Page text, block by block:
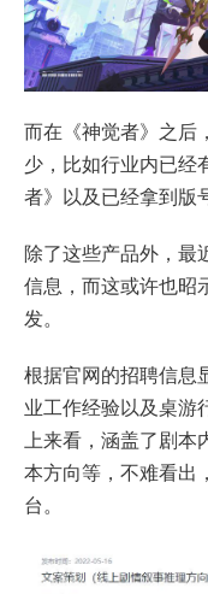
而在《神觉者》之后
少，比如行业内已经
者》以及已经拿到版
除了这些产品外，最
信息，而这或许也昭
发。
根据官网的招聘信息
业工作经验以及桌游
上来看，涵盖了剧
本方向等，不难看出
台。